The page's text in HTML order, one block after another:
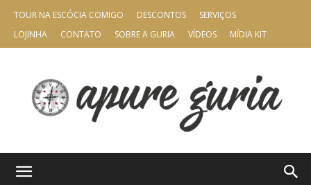
TOUR NA ESCÓCIA COMIGO DESCONTOS
SERVIÇOS
LOJINHA
CONTATO SOBRE A GURIA VÍDEOS MÍDIA KIT